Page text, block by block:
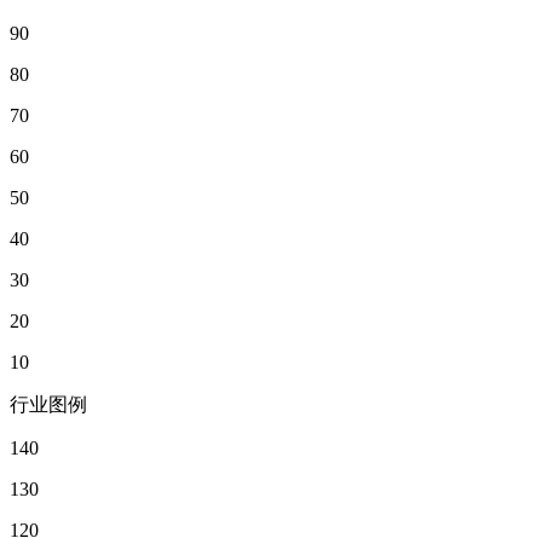
90
80
70
60
50
40
30
20
10
行业图例
140
130
120